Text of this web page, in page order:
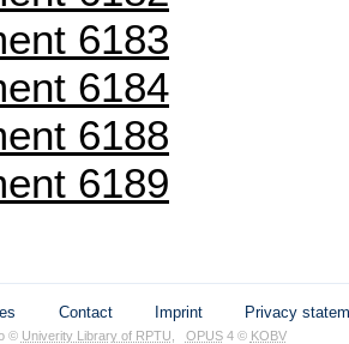
6183
6184
6188
6189
Contact Imprint Privacy
© Univerity Library of RPTU OPUS4 © KOBV